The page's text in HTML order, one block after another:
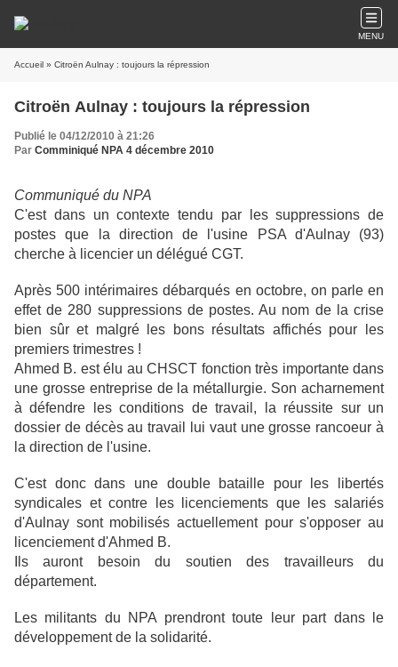
MENU
Accueil » Citroën Aulnay : toujours la répression
Citroën Aulnay : toujours la répression
Publié le 04/12/2010 à 21:26
Par Comminiqué NPA 4 décembre 2010
Communiqué du NPA
C'est dans un contexte tendu par les suppressions de
postes que la direction de l'usine PSA d'Aulnay (93)
cherche à licencier un délégué CGT.
Après 500 intérimaires débarqués en octobre, on parle en
effet de 280 suppressions de postes. Au nom de la crise
bien sûr et malgré les bons résultats affichés pour les
premiers trimestres !
Ahmed B. est élu au CHSCT fonction très importante dans
une grosse entreprise de la métallurgie. Son acharnement
à défendre les conditions de travail, la réussite sur un
dossier de décès au travail lui vaut une grosse rancoeur à
la direction de l'usine.
C'est donc dans une double bataille pour les libertés
syndicales et contre les licenciements que les salariés
d'Aulnay sont mobilisés actuellement pour s'opposer au
licenciement d'Ahmed B.
Ils auront besoin du soutien des travailleurs du
département.
Les militants du NPA prendront toute leur part dans le
développement de la solidarité.